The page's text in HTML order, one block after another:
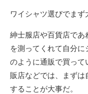
ワイシャツ選びでまず
紳士服店や百貨店で
を測ってくれて自分
のように通販で買っ
販店などでは、まず
することが大事だ。